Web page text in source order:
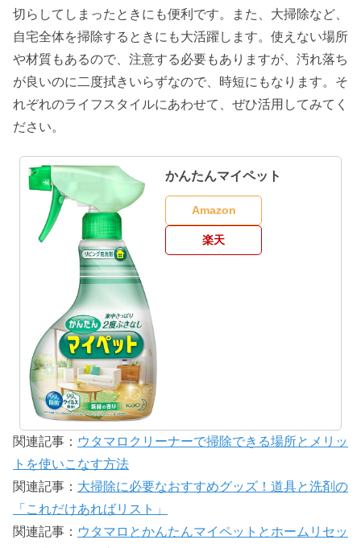
切らしてしまったときにも便利です。また、大掃除など、
自宅全体を掃除するときにも大活躍します。使えない場所
や材質もあるので、注意する必要もありますが、汚れ落ち
が良いのに二度拭きいらずなので、時短にもなります。そ
れぞれのライフスタイルにあわせて、ぜひ活用してみてく
ださい。
かんたんマイペット
Amazon
楽天
関連記事： ウタマロクリーナーで掃除できる場所とメリッ
トを使いこなす方法
関連記事： 大掃除に必要なおすすめグッズ！道具と洗剤の
「これだけあればリスト」
関連記事： ウタマロとかんたんマイペットとホームリセッ